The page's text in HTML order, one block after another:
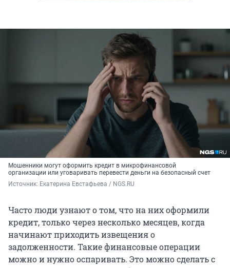
Мошенники могут оформить кредит в микрофинансовой
организации или уговаривать перевести деньги на безопасный счет
Источник: Екатерина Евстафьева / NGS.RU
Часто люди узнают о том, что на них оформили
кредит, только через несколько месяцев, когда
начинают приходить извещения о
задолженности. Такие финансовые операции
можно и нужно оспаривать. Это можно сделать с